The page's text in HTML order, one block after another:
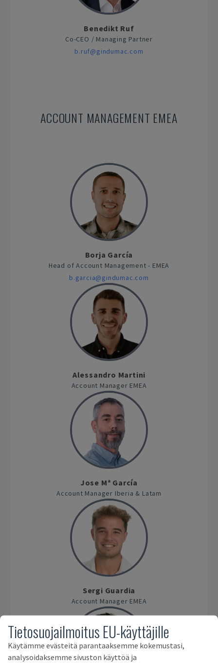
Benedikt Ruf
Co-CEO / Managing Partner
b.ruf@gindumac.com
ACCOUNT MANAGEMENT EMEA
Borja García
Head of Account Management - EMEA
b.garcia@gindumac.com
Alessandro Martini
Account Manager EMEA
Jose Mª García
Account Manager Iberia & Latam
Sergi Guardia
Account Manager EMEA
Tietosuojailmoitus EU-käyttäjille
Käytämme evästeitä parantaaksemme kokemustasi,
analysoidaksemme sivuston käyttöä ja